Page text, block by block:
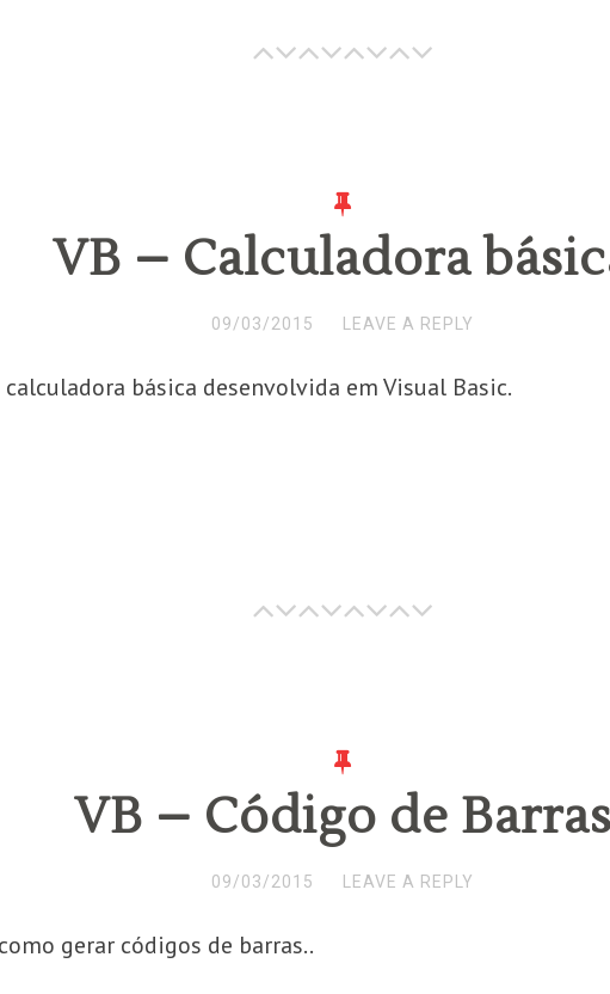
VB – Calculadora
09/03/2015 LEAVE A REPLY
básica desenvolvida em Visual Basic.
VB – Código de
09/03/2015 LEAVE A REPLY
gerar códigos de barras..